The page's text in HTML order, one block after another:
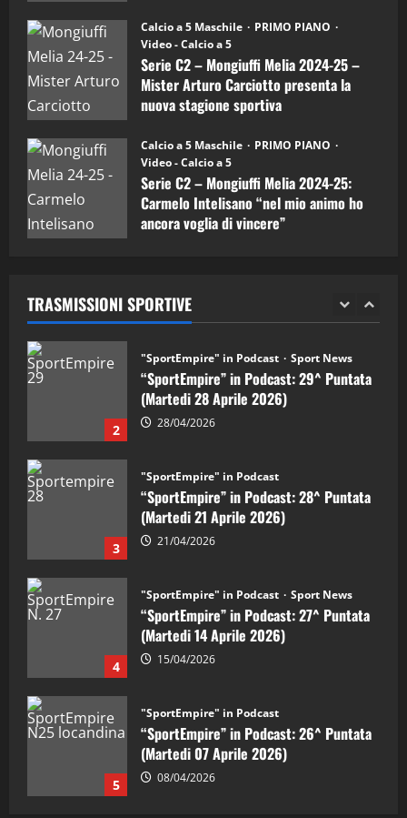
Calcio a 5 Maschile
PRIMO PIANO
Video - Calcio a 5
Serie C2 – Mongiuffi Melia 2024-25 –
Mister Arturo Carciotto presenta la
nuova stagione sportiva
Calcio a 5 Maschile
PRIMO PIANO
Video - Calcio a 5
Serie C2 – Mongiuffi Melia 2024-25:
Carmelo Intelisano “nel mio animo ho
ancora voglia di vincere”
TRASMISSIONI SPORTIVE
5
“SportEmpire” in Podcast: 26^ Puntata
(Martedi 07 Aprile 2026)
08/04/2026
“SportEmpire” in Podcast: 30^ Puntata
(Martedi 05 Maggio 2026)
08/05/2026
2 28/04/2026
3
"SportEmpire" in Podcast
“SportEmpire” in Podcast: 28^ Puntata
(Martedi 21 Aprile 2026)
21/04/2026
4
"SportEmpire" in Podcast
“SportEmpire” in Podcast: 27^ Puntata
(Martedi 14 Aprile 2026)
15/04/2026
5
"SportEmpire" in Podcast
“SportEmpire” in Podcast: 26^ Puntata
(Martedi 07 Aprile 2026)
08/04/2026
1
"SportEmpire" in Podcast
“SportEmpire” in Podcast: 30^ Puntata
(Martedi 05 Maggio 2026)
08/05/2026